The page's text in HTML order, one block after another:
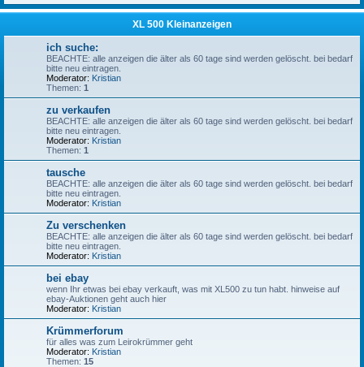
XL 500 Kleinanzeigen
ich suche:
BEACHTE: alle anzeigen die älter als 60 tage sind werden gelöscht. bei bedarf
bitte neu eintragen.
Moderator: Kristian
Themen: 1
zu verkaufen
BEACHTE: alle anzeigen die älter als 60 tage sind werden gelöscht. bei bedarf
bitte neu eintragen.
Moderator: Kristian
Themen: 1
tausche
BEACHTE: alle anzeigen die älter als 60 tage sind werden gelöscht. bei bedarf
bitte neu eintragen.
Moderator: Kristian
Zu verschenken
BEACHTE: alle anzeigen die älter als 60 tage sind werden gelöscht. bei bedarf
bitte neu eintragen.
Moderator: Kristian
bei ebay
wenn Ihr etwas bei ebay verkauft, was mit XL500 zu tun habt. hinweise auf
ebay-Auktionen geht auch hier
Moderator: Kristian
Krümmerforum
für alles was zum Leirokrümmer geht
Moderator: Kristian
Themen: 15